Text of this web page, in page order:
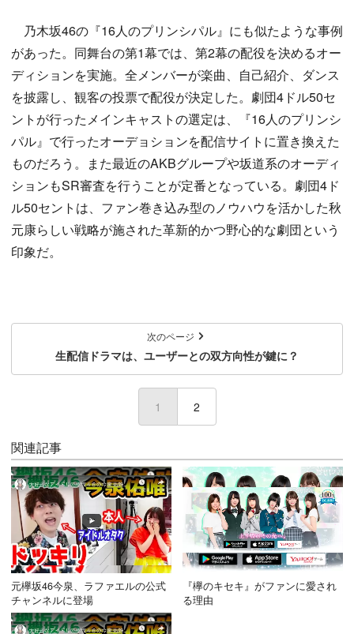
乃木坂46の『16人のプリンシパル』にも似たような事例
があった。同舞台の第1幕では、第2幕の配役を決めるオー
ディションを実施。全メンバーが楽曲、自己紹介、ダンス
を披露し、観客の投票で配役が決定した。劇団4ドル50セ
ントが行ったメインキャストの選定は、『16人のプリンシ
パル』で行ったオーデョションを配信サイトに置き換えた
ものだろう。また最近のAKBグループや坂道系のオーディ
ションもSR審査を行うことが定番となっている。劇団4ド
ル50セントは、ファン巻き込み型のノウハウを活かした秋
元康らしい戦略が施された革新的かつ野心的な劇団という
印象だ。
次のページ
生配信ドラマは、ユーザーとの双方向性が鍵に？
1 (current)
2
関連記事
元欅坂46今泉、ラファエルの公式
チャンネルに登場
『欅のキセキ』がファンに愛され
る理由